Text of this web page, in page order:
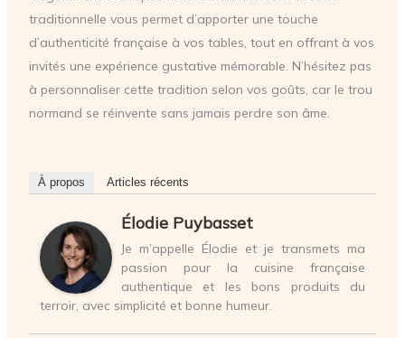
traditionnelle vous permet d’apporter une touche
d’authenticité française à vos tables, tout en offrant à vos
invités une expérience gustative mémorable. N’hésitez pas
à personnaliser cette tradition selon vos goûts, car le trou
normand se réinvente sans jamais perdre son âme.
À propos Articles récents
Élodie Puybasset
Je m’appelle Élodie et je transmets ma
passion pour la cuisine française
authentique et les bons produits du
terroir, avec simplicité et bonne humeur.